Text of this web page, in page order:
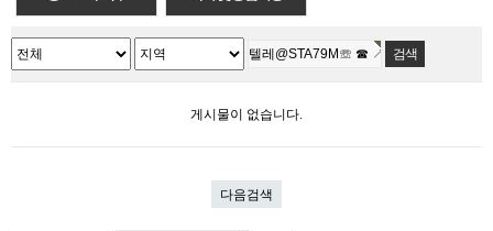
게시물이 없습니다.
다음검색